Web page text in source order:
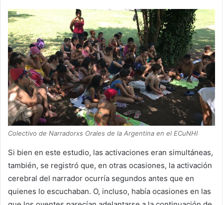
Colectivo de Narradorxs Orales de la Argentina en el ECuNHI
Si bien en este estudio, las activaciones eran simultáneas,
también, se registró que, en otras ocasiones, la activación
cerebral del narrador ocurría segundos antes que en
quienes lo escuchaban. O, incluso, había ocasiones en las